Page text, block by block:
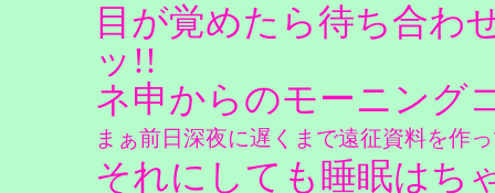
目が覚めたら待ち合わ
ッ!!
ネ申からのモーニング
まぁ前日深夜に遅くまで遠征資料を作
それにしても睡眠はち